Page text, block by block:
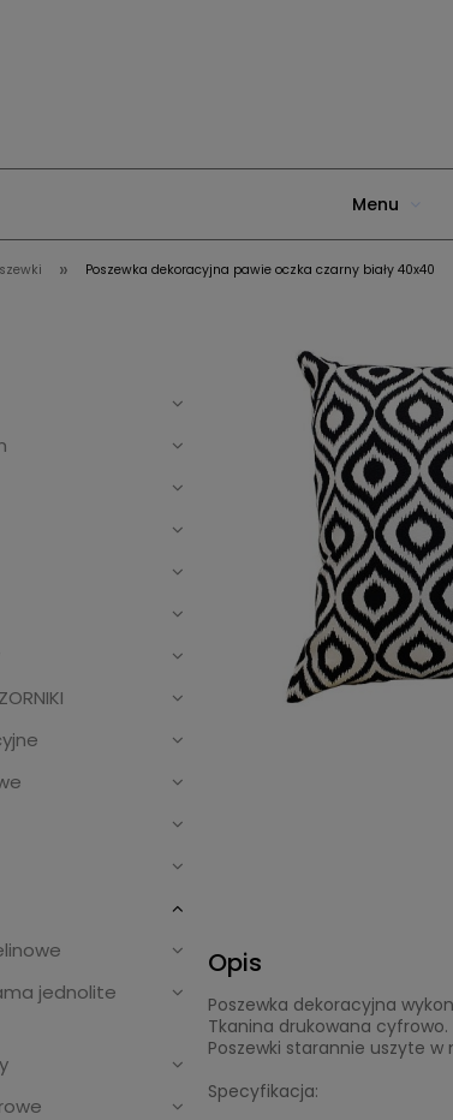
Menu
» Poszewka dekoracyjna pawie oczka czarny biały 40x40
jednolite
Opis
Poszewka dekoracyjna
Tkanina drukowana
Poszewki starannie uszyte w
Specyfikacja: